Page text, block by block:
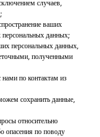
случаев,
ваших
данных;
персональных данных,
полученными
нами по контактам из
сохранить данные,
относительно
опасения по поводу